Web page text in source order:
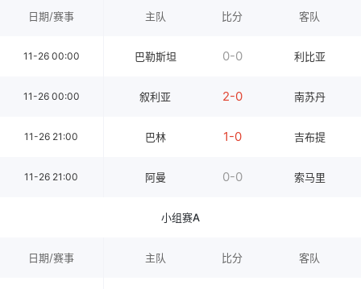
日期/赛事 主队 比分 客队
11-26 00:00 巴勒斯坦 0-0 利比亚
11-26 00:00 叙利亚 2-0 南苏丹
11-26 21:00 巴林 1-0 吉布提
11-26 21:00 阿曼 0-0 索马里
小组赛A
日期/赛事 主队 比分 客队